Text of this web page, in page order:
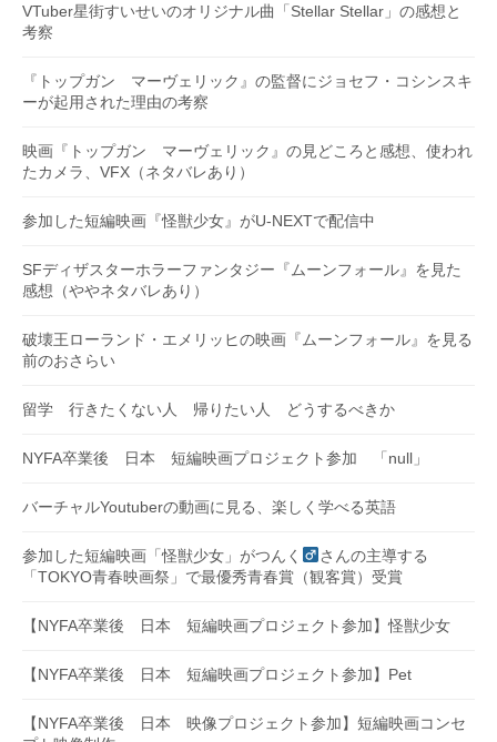
VTuber星街すいせいのオリジナル曲「Stellar Stellar」の感想と
考察
『トップガン マーヴェリック』の監督にジョセフ・コシンスキ
ーが起用された理由の考察
映画『トップガン マーヴェリック』の見どころと感想、使われ
たカメラ、VFX（ネタバレあり）
参加した短編映画『怪獣少女』がU-NEXTで配信中
SFディザスターホラーファンタジー『ムーンフォール』を見た
感想（ややネタバレあり）
破壊王ローランド・エメリッヒの映画『ムーンフォール』を見る
前のおさらい
留学 行きたくない人 帰りたい人 どうするべきか
NYFA卒業後 日本 短編映画プロジェクト参加 「null」
バーチャルYoutuberの動画に見る、楽しく学べる英語
参加した短編映画「怪獣少女」がつんく
さんの主導する
「TOKYO青春映画祭」で最優秀青春賞（観客賞）受賞
【NYFA卒業後 日本 短編映画プロジェクト参加】怪獣少女
【NYFA卒業後 日本 短編映画プロジェクト参加】Pet
【NYFA卒業後 日本 映像プロジェクト参加】短編映画コンセ